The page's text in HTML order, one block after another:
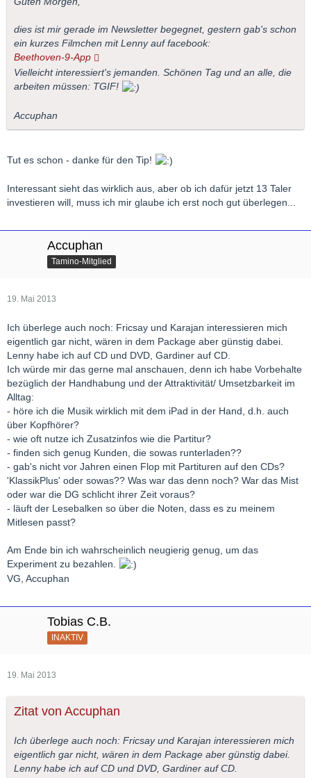
dies ist mir gerade im Newsletter begegnet, gestern gab's schon
ein kurzes Filmchen mit Lenny auf facebook:
Beethoven-9-App
Vielleicht interessiert's jemanden. Schönen Tag und an alle, die
arbeiten müssen: TGIF!
Accuphan
Tut es schon - danke für den Tip!
Interessant sieht das wirklich aus, aber ob ich dafür jetzt 13 Taler
investieren will, muss ich mir glaube ich erst noch gut überlegen...
Accuphan
Tamino-Mitglied
19. Mai 2013
Ich überlege auch noch: Fricsay und Karajan interessieren mich
eigentlich gar nicht, wären in dem Package aber günstig dabei.
Lenny habe ich auf CD und DVD, Gardiner auf CD.
Ich würde mir das gerne mal anschauen, denn ich habe Vorbehalte
bezüglich der Handhabung und der Attraktivität/ Umsetzbarkeit im
Alltag:
- höre ich die Musik wirklich mit dem iPad in der Hand, d.h. auch
über Kopfhörer?
- wie oft nutze ich Zusatzinfos wie die Partitur?
- finden sich genug Kunden, die sowas runterladen??
- gab's nicht vor Jahren einen Flop mit Partituren auf den CDs?
'KlassikPlus' oder sowas?? Was war das denn noch? War das Mist
oder war die DG schlicht ihrer Zeit voraus?
- läuft der Lesebalken so über die Noten, dass es zu meinem
Mitlesen passt?
Am Ende bin ich wahrscheinlich neugierig genug, um das
Experiment zu bezahlen.
VG, Accuphan
Tobias C.B.
INAKTIV
19. Mai 2013
Zitat von Accuphan
Ich überlege auch noch: Fricsay und Karajan interessieren mich
eigentlich gar nicht, wären in dem Package aber günstig dabei.
Lenny habe ich auf CD und DVD, Gardiner auf CD.